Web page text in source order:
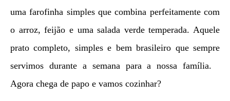
uma farofinha simples que combina perfeitamente com
o arroz, feijão e uma salada verde temperada. Aquele
prato completo, simples e bem brasileiro que sempre
servimos durante a semana para a nossa família.
Agora chega de papo e vamos cozinhar?